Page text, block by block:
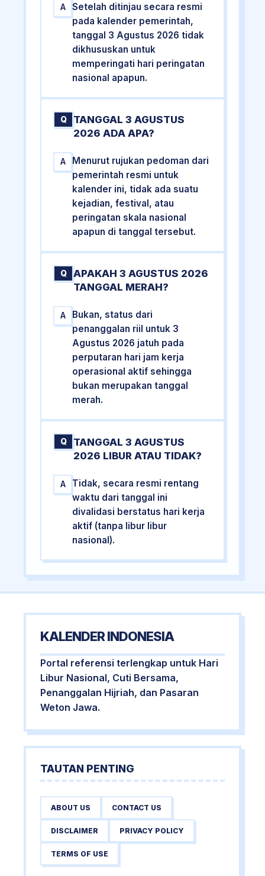
A
Setelah ditinjau secara resmi
pada kalender pemerintah,
tanggal 3 Agustus 2026 tidak
dikhususkan untuk
memperingati hari peringatan
nasional apapun.
Q
TANGGAL 3 AGUSTUS
2026 ADA APA?
A
Menurut rujukan pedoman dari
pemerintah resmi untuk
kalender ini, tidak ada suatu
kejadian, festival, atau
peringatan skala nasional
apapun di tanggal tersebut.
Q
APAKAH 3 AGUSTUS 2026
TANGGAL MERAH?
A
Bukan, status dari
penanggalan riil untuk 3
Agustus 2026 jatuh pada
perputaran hari jam kerja
operasional aktif sehingga
bukan merupakan tanggal
merah.
Q
TANGGAL 3 AGUSTUS
2026 LIBUR ATAU TIDAK?
A
Tidak, secara resmi rentang
waktu dari tanggal ini
divalidasi berstatus hari kerja
aktif (tanpa libur libur
nasional).
KALENDER INDONESIA
Portal referensi terlengkap untuk Hari
Libur Nasional, Cuti Bersama,
Penanggalan Hijriah, dan Pasaran
Weton Jawa.
TAUTAN PENTING
ABOUT US CONTACT US
DISCLAIMER PRIVACY POLICY
TERMS OF USE